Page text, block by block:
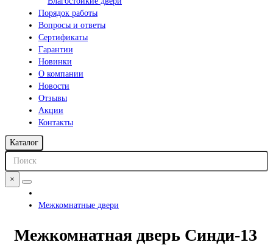
Порядок работы
Вопросы и ответы
Сертификаты
Гарантии
Новинки
О компании
Новости
Отзывы
Акции
Контакты
Каталог
×
Межкомнатные двери
Межкомнатная дверь Синди-13